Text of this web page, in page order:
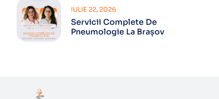
Servicii Complete De
Pneumologie La Brașov
IULIE 22, 2026